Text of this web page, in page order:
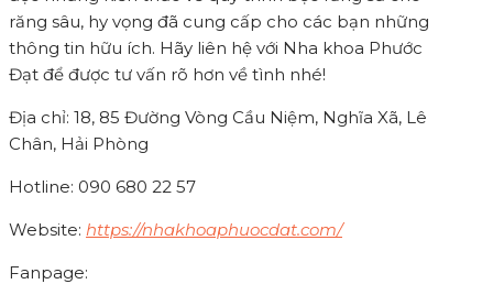
răng sâu, hy vọng đã cung cấp cho các bạn những
thông tin hữu ích. Hãy liên hệ với Nha khoa Phước
Đạt để được tư vấn rõ hơn về tình nhé!
Địa chỉ: 18, 85 Đường Vòng Cầu Niệm, Nghĩa Xã, Lê
Chân, Hải Phòng
Hotline: 090 680 22 57
Website: https://nhakhoaphuocdat.com/
Fanpage: